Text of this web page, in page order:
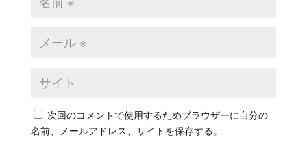
次回のコメントで使用するためブラウザーに自分の
名前、メールアドレス、サイトを保存する。